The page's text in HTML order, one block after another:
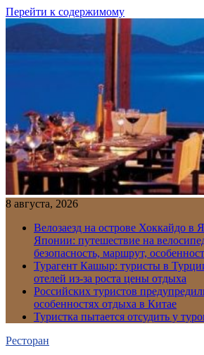
Перейти к содержимому
8 августа, 2026
Велозаезд на острове Хоккайдо в
Японии: путешествие на
безопасность, маршрут,
Турагент Кашыр: туристы в
отелей из-за роста цены отдыха
Российских туристов
особенностях отдыха в Китае
Туристка пытается отсудить у
Ресторан